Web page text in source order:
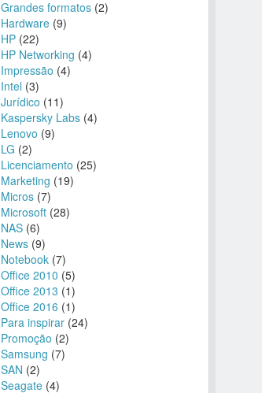
Grandes formatos (2)
Hardware (9)
HP (22)
HP Networking (4)
Impressão (4)
Intel (3)
Jurídico (11)
Kaspersky Labs (4)
Lenovo (9)
LG (2)
Licenciamento (25)
Marketing (19)
Micros (7)
Microsoft (28)
NAS (6)
News (9)
Notebook (7)
Office 2010 (5)
Office 2013 (1)
Office 2016 (1)
Para inspirar (24)
Promoção (2)
Samsung (7)
SAN (2)
Seagate (4)